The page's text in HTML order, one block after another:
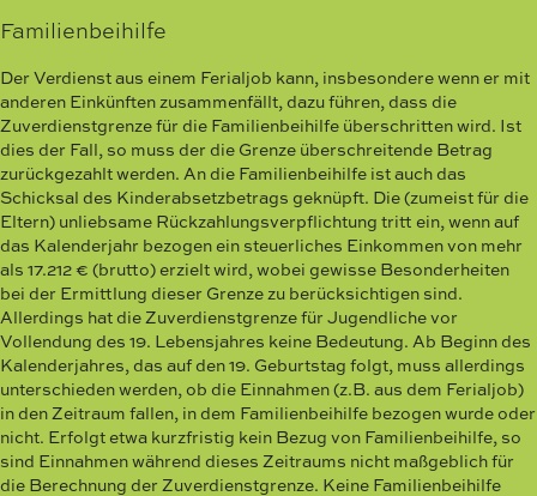
Familienbeihilfe
Der Verdienst aus einem Ferialjob kann, insbesondere wenn er mit
anderen Einkünften zusammenfällt, dazu führen, dass die
Zuverdienstgrenze für die Familienbeihilfe überschritten wird. Ist
dies der Fall, so muss der die Grenze überschreitende Betrag
zurückgezahlt werden. An die Familienbeihilfe ist auch das
Schicksal des Kinderabsetzbetrags geknüpft. Die (zumeist für die
Eltern) unliebsame Rückzahlungsverpflichtung tritt ein, wenn auf
das Kalenderjahr bezogen ein steuerliches Einkommen von mehr
als 17.212 € (brutto) erzielt wird, wobei gewisse Besonderheiten
bei der Ermittlung dieser Grenze zu berücksichtigen sind.
Allerdings hat die Zuverdienstgrenze für Jugendliche vor
Vollendung des 19. Lebensjahres keine Bedeutung. Ab Beginn des
Kalenderjahres, das auf den 19. Geburtstag folgt, muss allerdings
unterschieden werden, ob die Einnahmen (z.B. aus dem Ferialjob)
in den Zeitraum fallen, in dem Familienbeihilfe bezogen wurde oder
nicht. Erfolgt etwa kurzfristig kein Bezug von Familienbeihilfe, so
sind Einnahmen während dieses Zeitraums nicht maßgeblich für
die Berechnung der Zuverdienstgrenze. Keine Familienbeihilfe